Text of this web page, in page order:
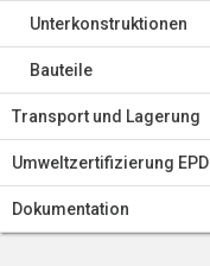
Unterkonstruktionen
Bauteile
Transport und Lagerung
Umweltzertifizierung EPD
Dokumentation